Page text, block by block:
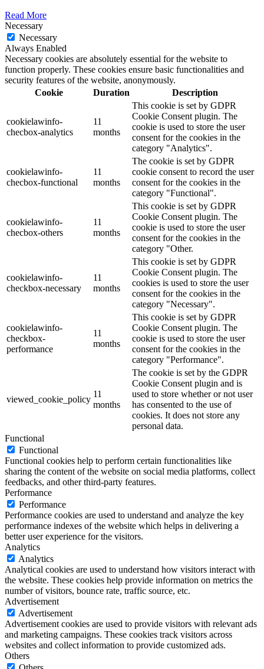
Read More
Necessary
Necessary
Always Enabled
Necessary cookies are absolutely essential for the website to
function properly. These cookies ensure basic functionalities and
security features of the website, anonymously.
Cookie
Duration Description
cookielawinfo-
checbox-analytics
11
months
This cookie is set by GDPR
Cookie Consent plugin. The
cookie is used to store the user
consent for the cookies in the
category "Analytics".
cookielawinfo-
checbox-functional
11
months
The cookie is set by GDPR
cookie consent to record the user
consent for the cookies in the
category "Functional".
cookielawinfo-
checbox-others
11
months
This cookie is set by GDPR
Cookie Consent plugin. The
cookie is used to store the user
consent for the cookies in the
category "Other.
cookielawinfo-
checkbox-necessary
11
months
This cookie is set by GDPR
Cookie Consent plugin. The
cookies is used to store the user
consent for the cookies in the
category "Necessary".
cookielawinfo-
checkbox-
performance
11
months
This cookie is set by GDPR
Cookie Consent plugin. The
cookie is used to store the user
consent for the cookies in the
category "Performance".
viewed_cookie_policy
11
months
The cookie is set by the GDPR
Cookie Consent plugin and is
used to store whether or not user
has consented to the use of
cookies. It does not store any
personal data.
Functional
Functional
Functional cookies help to perform certain functionalities like
sharing the content of the website on social media platforms, collect
feedbacks, and other third-party features.
Performance
Performance
Performance cookies are used to understand and analyze the key
performance indexes of the website which helps in delivering a
better user experience for the visitors.
Analytics
Analytics
Analytical cookies are used to understand how visitors interact with
the website. These cookies help provide information on metrics the
number of visitors, bounce rate, traffic source, etc.
Advertisement
Advertisement
Advertisement cookies are used to provide visitors with relevant ads
and marketing campaigns. These cookies track visitors across
websites and collect information to provide customized ads.
Others